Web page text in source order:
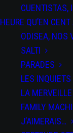
CUENTISTAS,
HEURE QU’EN
ODISEA, NOS
SALTI
PARADES
LES INQUIETS
LA
FAMILY
J’AIMERAIS…